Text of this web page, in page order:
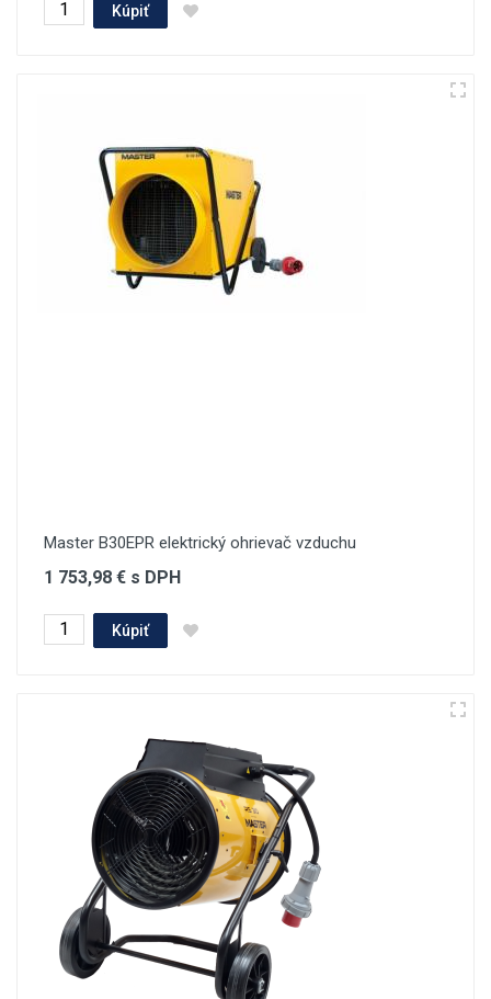
Kúpiť
Master B30EPR elektrický ohrievač vzduchu
1 753,98 € s DPH
Kúpiť